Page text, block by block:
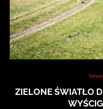
ZIELONE ŚWIATŁO